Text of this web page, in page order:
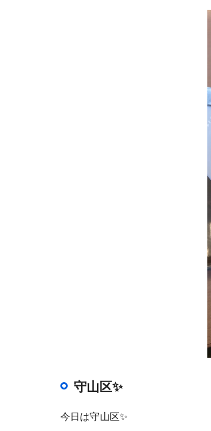
守山区✨
今日は守山区✨